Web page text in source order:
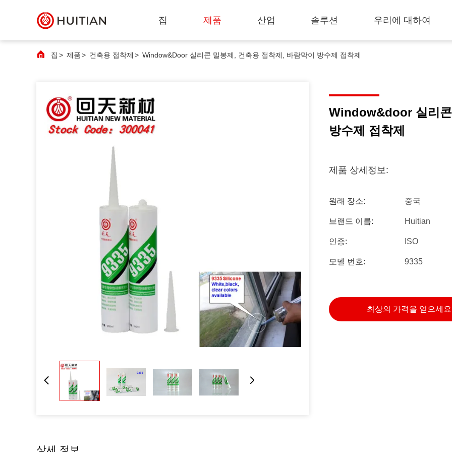
집 제품 산업 솔루션 우리에 대하여
집 > 제품> 건축용 접착제 > Window&door 실리콘 밀봉제, 건축용 접착제, 바람막이 방수제 접착제
Window&door 실리콘
방수제 접착제
제품 상세정보:
원래 장소: 중국
브랜드 이름: Huitian
인증: ISO
모델 번호: 9335
최상의 가격을 얻으세요
상세 정보